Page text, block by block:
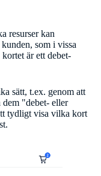
resurser kan
som i vissa
är ett debet-
sätt, t.ex. genom att
dem "debet- eller
tydligt visa vilka kort